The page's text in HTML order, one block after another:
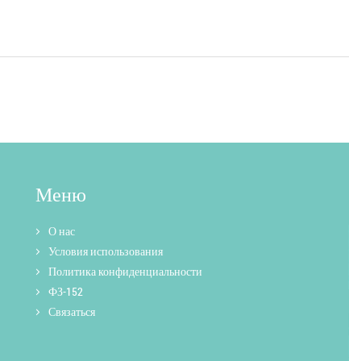
Меню
О нас
Условия использования
Политика конфиденциальности
ФЗ-152
Связаться